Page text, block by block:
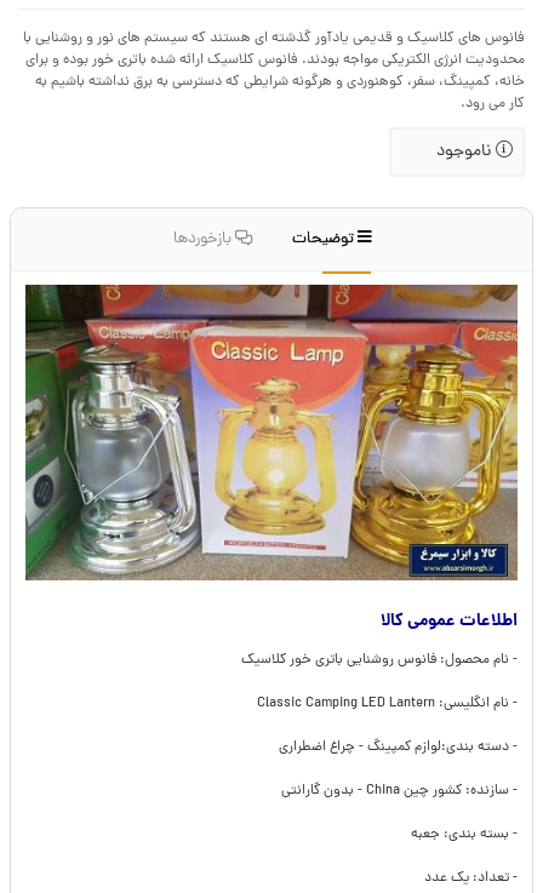
فانوس های کلاسیک و قدیمی یادآور گذشته ای هستند که سیستم های نور و روشنایی با
محدودیت انرژی الکتریکی مواجه بودند. فانوس کلاسیک ارائه شده باتری خور بوده و برای
خانه، کمپینگ، سفر، کوهنوردی و هرگونه شرایطی که دسترسی به برق نداشته باشیم به
کار می رود.
ناموجود
توضیحات بازخوردها
اطلاعات عمومی کالا
- نام محصول: فانوس روشنایی باتری خور کلاسیک
- نام انگلیسی: Classic Camping LED Lantern
- دسته بندی:لوازم کمپینگ - چراغ اضطراری
- سازنده: کشور چین China - بدون گارانتی
- بسته بندی: جعبه
- تعداد: یک عدد